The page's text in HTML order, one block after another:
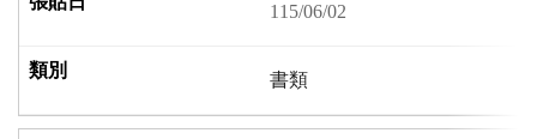
115/06/02
書類